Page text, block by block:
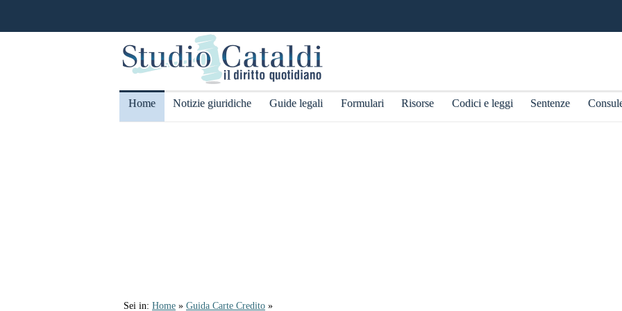
Home Notizie giuridiche Guide legali Formulari Risorse Codici e leggi Sentenze
Sei in: Home » Guida Carte Credito »